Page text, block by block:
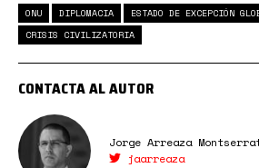
ONU DIPLOMACIA
ESTADO DE EXCEPCIÓN
CRISIS CIVILIZATORIA
CONTACTA AL AUTOR
Jorge Arreaza
jaarreaza